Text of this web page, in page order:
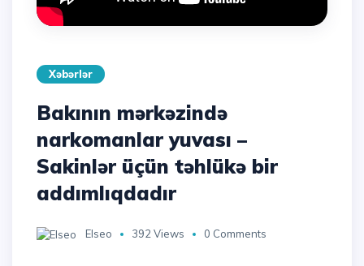
Xəbərlər
Bakının mərkəzində
narkomanlar yuvası –
Sakinlər üçün təhlükə bir
addımlıqdadır
Elseo 392 Views 0 Comments